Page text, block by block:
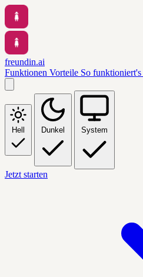
freundin.ai
Funktionen Vorteile So funktioniert's
Hell Dunkel System
Jetzt starten